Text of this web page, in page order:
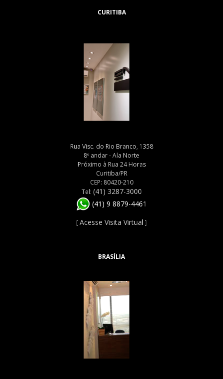
CURITIBA
Rua Visc. do Rio Branco, 1358
8º andar - Ala Norte
Próximo à Rua 24 Horas
Curitiba/PR
CEP: 80420-210
Tel: (41) 3287-3000
(41) 9 8879-4461
[Acesse Visita Virtual ]
BRASÍLIA